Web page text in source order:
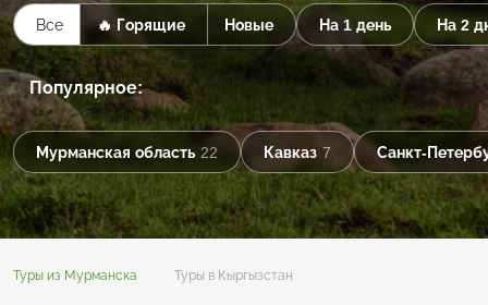
Все 🔥 Горящие Новые На 1 день На 2
Популярное:
Мурманская область 22 Кавказ 7 Санкт-
Туры из Мурманска Туры в Кыргызстан